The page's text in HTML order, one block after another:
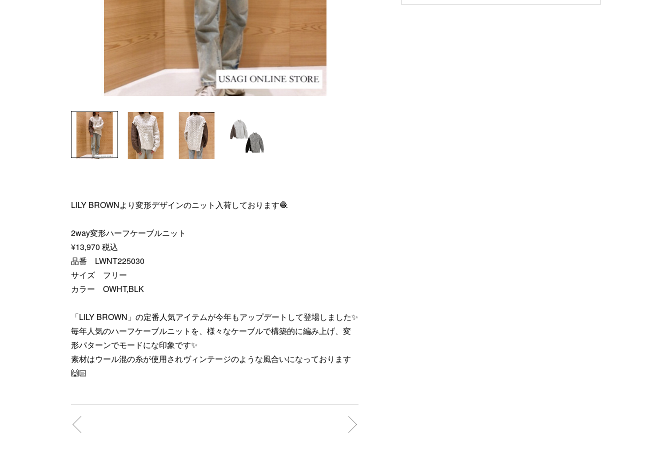
LILY BROWNより変形デザインのニット入荷しております🧶
2way変形ハーフケーブルニット
¥13,970 税込
品番 LWNT225030
サイズ フリー
カラー OWHT,BLK
「LILY BROWN」の定番人気アイテムが今年もアップデートして登場しました✨
毎年人気のハーフケーブルニットを、様々なケーブルで構築的に編み上げ、変
形パターンでモードにな印象です✨
素材はウール混の糸が使用されヴィンテージのような風合いになっております
🙌🏻